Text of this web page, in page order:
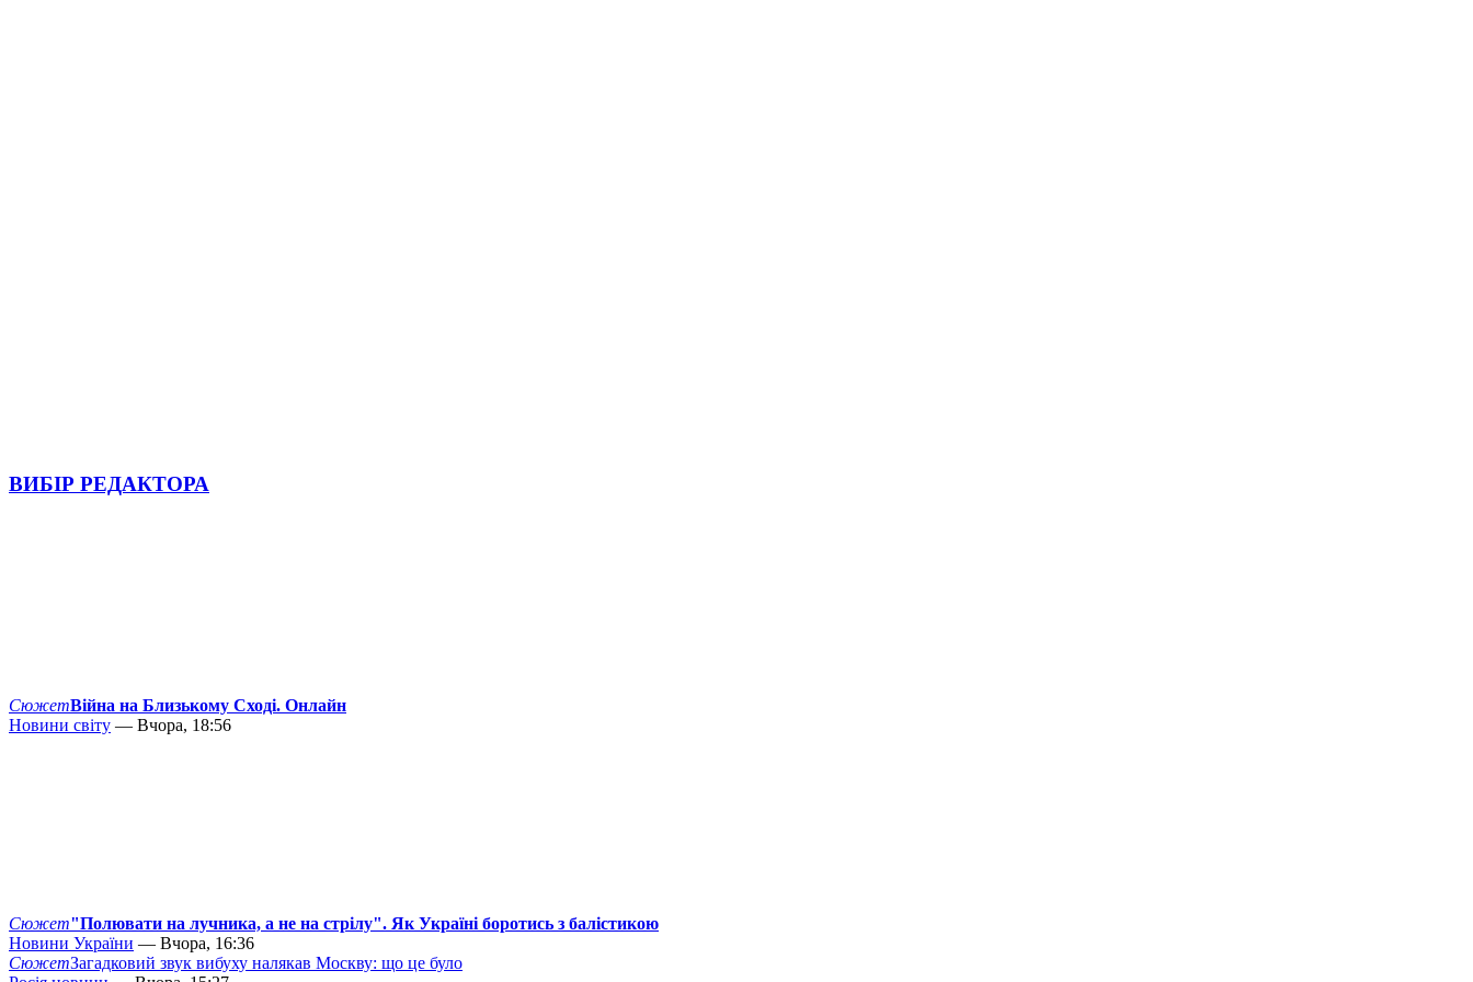
ВИБІР РЕДАКТОРА
СюжетВійна на Близькому Сході. Онлайн
Новини світу — Вчора, 18:56
Сюжет"Полювати на лучника, а не на стрілу". Як Україні боротись з балістикою
Новини України — Вчора, 16:36
СюжетЗагадковий звук вибуху налякав Москву: що це було